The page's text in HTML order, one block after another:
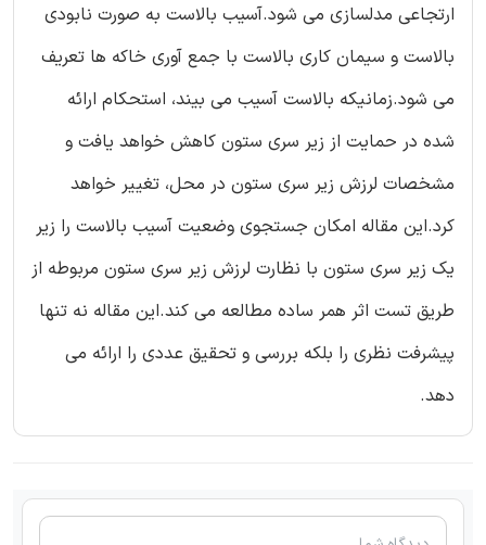
ارتجاعی مدلسازی می شود.آسیب بالاست به صورت نابودی
بالاست و سیمان کاری بالاست با جمع آوری خاکه ها تعریف
می شود.زمانیکه بالاست آسیب می بیند، استحکام ارائه
شده در حمایت از زیر سری ستون کاهش خواهد یافت و
مشخصات لرزش زیر سری ستون در محل، تغییر خواهد
کرد.این مقاله امکان جستجوی وضعیت آسیب بالاست را زیر
یک زیر سری ستون با نظارت لرزش زیر سری ستون مربوطه از
طریق تست اثر همر ساده مطالعه می کند.این مقاله نه تنها
پیشرفت نظری را بلکه بررسی و تحقیق عددی را ارائه می
دهد.